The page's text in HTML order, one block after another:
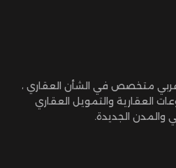
عربي متخصص في الشأن العقاري ،
العقارية والتمويل العقاري
والمدن الجديدة.